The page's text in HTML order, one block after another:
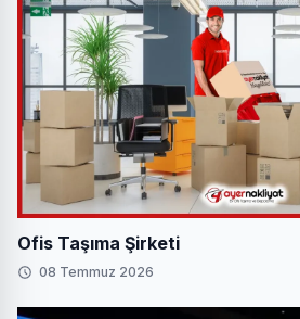
Ofis Taşıma Şirketi
08 Temmuz 2026